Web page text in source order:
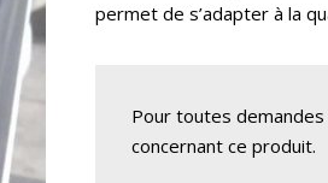
permet de s’adapter à la
Pour toutes demandes
concernant ce produit.